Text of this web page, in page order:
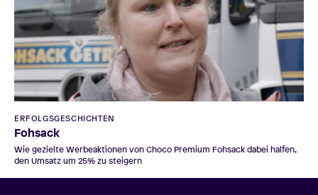
ERFOLGSGESCHICHTEN
Fohsack
Wie gezielte Werbeaktionen von Choco Premium Fohsack dabei halfen,
den Umsatz um 25% zu steigern